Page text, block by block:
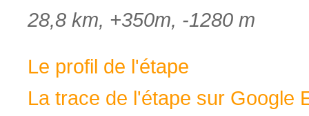
28,8 km, +350m, -1280 m
Le profil de l'étape
La trace de l'étape sur Google